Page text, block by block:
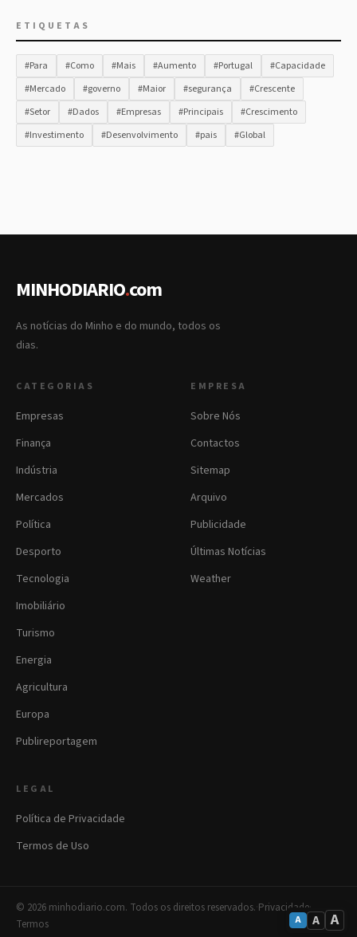
A A A
ETIQUETAS
#Para #Como #Mais #Aumento #Portugal
#Capacidade
#Mercado
#governo #Maior #segurança
#Crescente
#Setor
#Dados #Empresas #Principais
#Crescimento
#Investimento
#Desenvolvimento #pais #Global
MINHODIARIO.com
As notícias do Minho e do mundo, todos os
dias.
CATEGORIAS
Empresas
Finança
Indústria
Mercados
Política
Desporto
Tecnologia
Imobiliário
Turismo
Energia
Agricultura
Europa
Publireportagem
EMPRESA
Sobre Nós
Contactos
Sitemap
Arquivo
Publicidade
Últimas Notícias
Weather
LEGAL
Política de Privacidade
Termos de Uso
© 2026 minhodiario.com. Todos os direitos reservados.·Privacidade
Termos